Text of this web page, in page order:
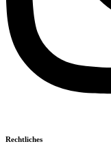
Rechtliches